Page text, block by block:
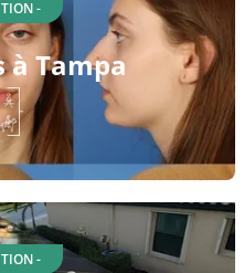
-
Tampa
-